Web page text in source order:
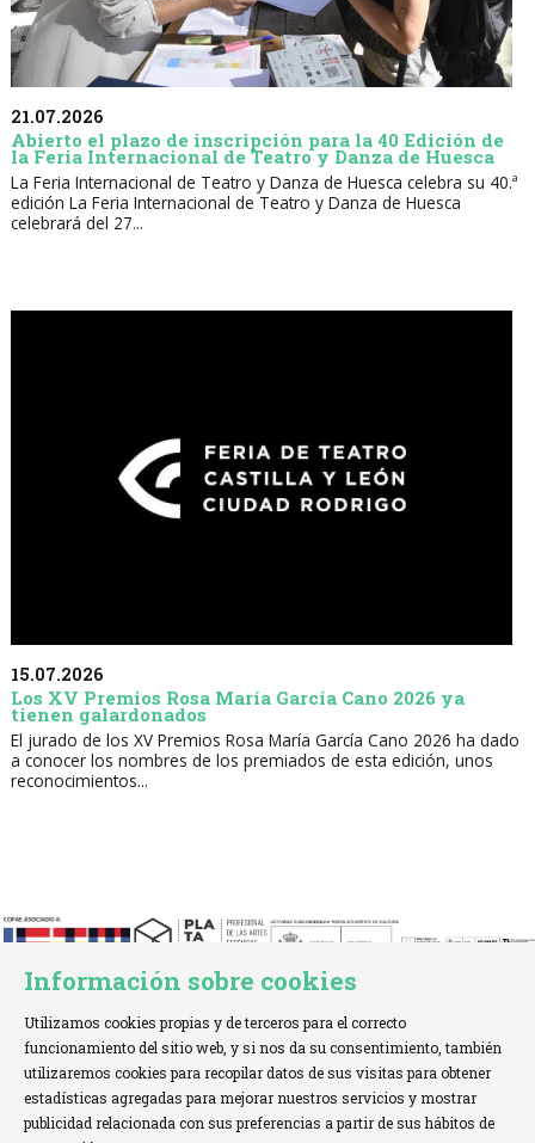
21.07.2026
Abierto el plazo de inscripción para la 40 Edición de
la Feria Internacional de Teatro y Danza de Huesca
La Feria Internacional de Teatro y Danza de Huesca celebra su 40.ª
edición La Feria Internacional de Teatro y Danza de Huesca
celebrará del 27...
15.07.2026
Los XV Premios Rosa María García Cano 2026 ya
tienen galardonados
El jurado de los XV Premios Rosa María García Cano 2026 ha dado
a conocer los nombres de los premiados de esta edición, unos
reconocimientos...
TELÉFONO:+34 621 00 65 08 | info@cofae.net
Información sobre cookies
Utilizamos cookies propias y de terceros para el correcto
funcionamiento del sitio web, y si nos da su consentimiento, también
utilizaremos cookies para recopilar datos de sus visitas para obtener
estadísticas agregadas para mejorar nuestros servicios y mostrar
publicidad relacionada con sus preferencias a partir de sus hábitos de